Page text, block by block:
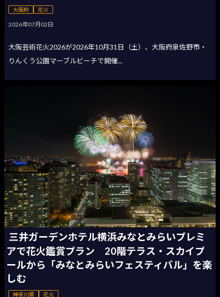
大阪府 花火
2026年07月02日
大阪芸術花火2026が2026年10月31日（土）、大阪府泉佐野市・
りんくう公園マーブルビーチで開催...
三井ガーデンホテル横浜みなとみらいプレミ
アで花火鑑賞プラン 20階テラス・スカイプ
ールから「みなとみらいフェスティバル」を楽
しむ
神奈川県 花火